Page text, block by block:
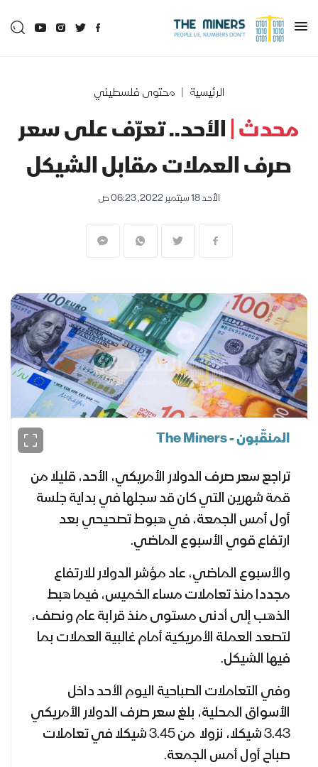
الرئيسية محتوى فلسطيني
محدث |الأحد.. تعرّف على سعر
صرف العملات مقابل الشيكل
الأحد 18 سبتمبر 2022, 06:23 ص
المنقّبون - The Miners
تراجع سعر صرف الدولار الأمريكي، الأحد، قليلا من
قمة شهرين التي كان قد سجلها في بداية جلسة
أول أمس الجمعة، في هبوط تصحيحي بعد
ارتفاع قوي الأسبوع الماضي.
والأسبوع الماضي، عاد مؤشر الدولار للارتفاع
مجددا منذ تعاملات مساء الخميس، فيما هبط
الذهب إلى أدنى مستوى منذ قرابة عام ونصف،
لتصعد العملة الأمريكية أمام غالبية العملات بما
فيها الشيكل.
وفي التعاملات الصباحية اليوم الأحد داخل
الأسواق المحلية، بلغ سعر صرف الدولار الأمريكي
3.43 شيكلا، نزولا من 3.45 شيكلا في تعاملات
صباح أول أمس الجمعة.